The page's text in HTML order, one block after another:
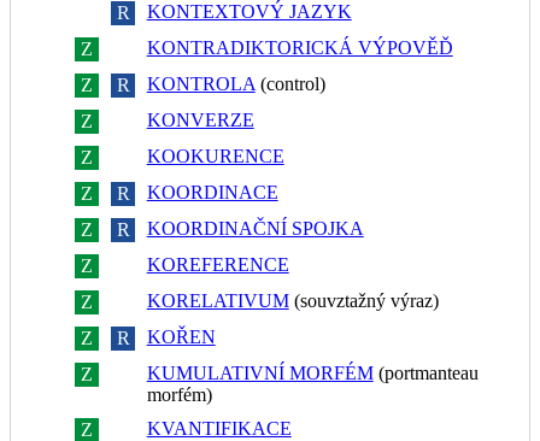
R
KONTEXTOVÝ JAZYK
Z
KONTRADIKTORICKÁ VÝPOVĚĎ
Z
R KONTROLA (control)
Z
KONVERZE
Z
KOOKURENCE
Z
R
KOORDINACE
Z
R
KOORDINAČNÍ SPOJKA
Z
KOREFERENCE
Z
KORELATIVUM(souvztažný výraz)
Z
R
KOŘEN
Z
KUMULATIVNÍ MORFÉM(portmanteau
morfém)
Z
KVANTIFIKACE